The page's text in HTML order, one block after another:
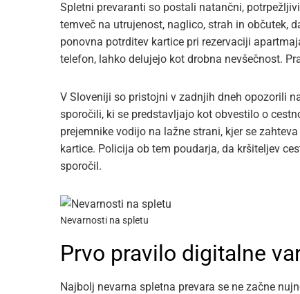
Spletni prevaranti so postali natančni,
temveč na utrujenost, naglico, strah in občutek,
ponovna potrditev kartice pri rezervaciji
telefon, lahko delujejo kot drobna nevšečnost.
V Sloveniji so pristojni v zadnjih dneh opozorili
sporočili, ki se predstavljajo kot obvestilo o
prejemnike vodijo na lažne strani, kjer se
kartice. Policija ob tem poudarja, da kršiteljev
sporočil.
Nevarnosti na spletu
Prvo pravilo digitalne
Najbolj nevarna spletna prevara se ne začne